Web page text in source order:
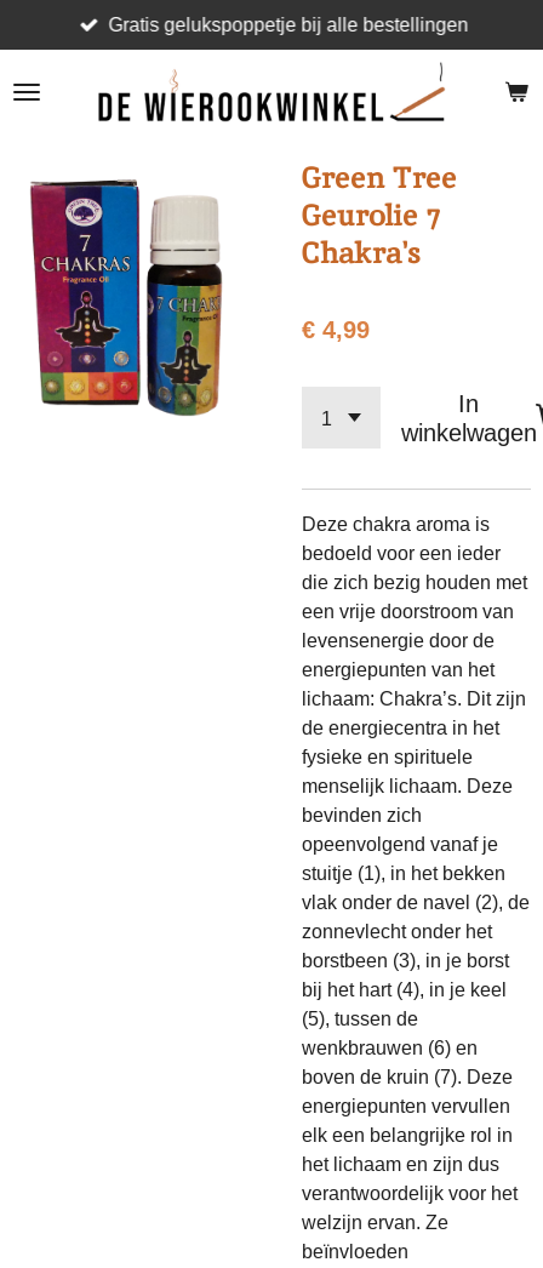
direct
naar
Gratis gelukspoppetje bij alle bestellingen
Green Tree
Geurolie 7
Chakra's
€ 4,99
In
winkelwagen
Deze chakra aroma is
bedoeld voor een ieder
die zich bezig houden met
een vrije doorstroom van
levensenergie door de
energiepunten van het
lichaam: Chakra’s. Dit zijn
de energiecentra in het
fysieke en spirituele
menselijk lichaam. Deze
bevinden zich
opeenvolgend vanaf je
stuitje (1), in het bekken
vlak onder de navel (2), de
zonnevlecht onder het
borstbeen (3), in je borst
bij het hart (4), in je keel
(5), tussen de
wenkbrauwen (6) en
boven de kruin (7). Deze
energiepunten vervullen
elk een belangrijke rol in
het lichaam en zijn dus
verantwoordelijk voor het
welzijn ervan. Ze
beïnvloeden